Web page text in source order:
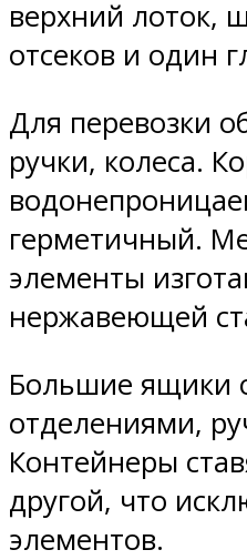
верхний лоток,
отсеков и один
Для перевозки
ручки, колеса.
герметичный.
элементы
нержавеющей
Большие ящики
отделениями,
Контейнеры
другой, что
элементов.